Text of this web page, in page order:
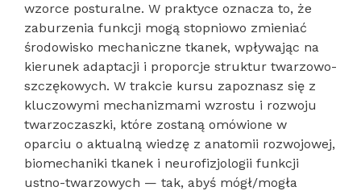
wzorce posturalne. W praktyce oznacza to, że
zaburzenia funkcji mogą stopniowo zmieniać
środowisko mechaniczne tkanek, wpływając na
kierunek adaptacji i proporcje struktur twarzowo-
szczękowych. W trakcie kursu zapoznasz się z
kluczowymi mechanizmami wzrostu i rozwoju
twarzoczaszki, które zostaną omówione w
oparciu o aktualną wiedzę z anatomii rozwojowej,
biomechaniki tkanek i neurofizjologii funkcji
ustno-twarzowych — tak, abyś mógł/mogła